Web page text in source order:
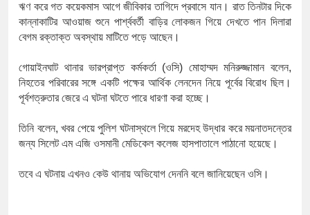
ঋণ করে গত কয়েকমাস আগে জীবিকার তাগিদে প্রবাসে যান। রাত তিনটার দিকে
কান্নাকাটির আওয়াজ শুনে পার্শ্ববর্তী বাড়ির লোকজন গিয়ে দেখতে পান দিলারা
বেগম রক্তাক্ত অবস্থায় মাটিতে পড়ে আছেন।
গোয়াইনঘাট থানার ভারপ্রাপ্ত কর্মকর্তা(ওসি) মোহাম্মদ মনিরুজ্জামান বলেন,
নিহতের পরিবারের সঙ্গে একটি পক্ষের আর্থিক লেনদেন নিয়ে পূর্বের বিরোধ ছিল।
পূর্বশত্রুতার জেরে এ ঘটনা ঘটতে পারে ধারণা করা হচ্ছে।
তিনি বলেন, খবর পেয়ে পুলিশ ঘটনাস্থলে গিয়ে মরদেহ উদ্ধার করে ময়নাতদন্তের
জন্য সিলেট এম এজি ওসমানী মেডিকেল কলেজ হাসপাতালে পাঠানো হয়েছে।
তবে এ ঘটনায় এখনও কেউ থানায় অভিযোগ দেননি বলে জানিয়েছেন ওসি।